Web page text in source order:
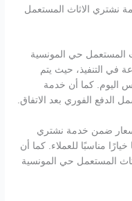
نشتري الاثاث المستعمل
المستعمل حي المونسية
في التنفيذ، حيث يتم
اليوم. كما أن خدمة
الدفع الفوري بعد الاتفاق.
ضمن خدمة نشتري
مناسبًا للعملاء. كما أن
المستعمل حي المونسية